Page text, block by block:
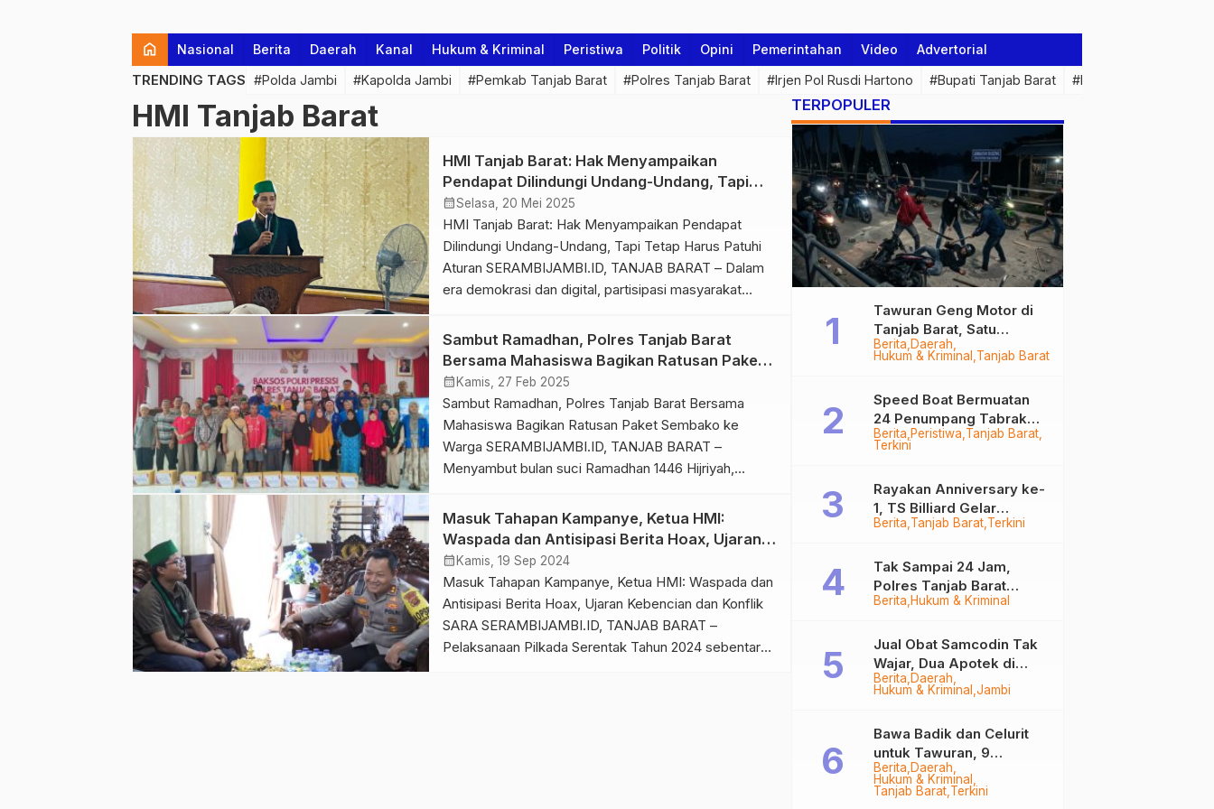
home Nasional Berita Daerah Kanal Hukum & Kriminal Peristiwa Politik Opini Pemerintahan Video Advertorial
TRENDING TAGS #Polda Jambi #Kapolda Jambi #Pemkab Tanjab Barat #Polres Tanjab Barat #Irjen Pol Rusdi Hartono #Bupati Tanjab Barat #Pemprov Jambi
HMI Tanjab Barat
HMI Tanjab Barat: Hak Menyampaikan
Pendapat Dilindungi Undang-Undang, Tapi
Tetap Harus Patuhi Aturan
calendar_monthSelasa, 20 Mei 2025
HMI Tanjab Barat: Hak Menyampaikan Pendapat
Dilindungi Undang-Undang, Tapi Tetap Harus Patuhi
Aturan SERAMBIJAMBI.ID, TANJAB BARAT – Dalam
era demokrasi dan digital, partisipasi masyarakat
satu bentuk partisipasi tersebut adalah melalui kritik
dan penyampaian pendapat. Namun, Ketua Umum
Himpunan Mahasiswa Islam (HMI) Cabang Tanjung
Jabung Barat, M. Rafi, mengingatkan bahwa […]
Sambut Ramadhan, Polres Tanjab Barat
Bersama Mahasiswa Bagikan Ratusan Paket
Sembako ke Warga
calendar_month Kamis, 27 Feb 2025
Sambut Ramadhan, Polres Tanjab Barat Bersama
Mahasiswa Bagikan Ratusan Paket Sembako ke
Warga SERAMBIJAMBI.ID, TANJAB BARAT –
Menyambut bulan suci Ramadhan 1446 Hijriyah,
organisasi kepemudaan kembali melaksanakan
kegiatan bakti sosial dengan membagikan paket
sembako kepada masyarakat kurang mampu dan
yatim piatu, Kamis (27/2/25). Kapolres Tanjab Barat,
AKBP Agung Basuki, […]
Masuk Tahapan Kampanye, Ketua HMI:
Waspada dan Antisipasi Berita Hoax, Ujaran
Kebencian dan Konflik SARA
calendar_month Kamis, 19 Sep 2024
Masuk Tahapan Kampanye, Ketua HMI: Waspada dan
Antisipasi Berita Hoax, Ujaran Kebencian dan Konflik
SARA SERAMBIJAMBI.ID, TANJAB BARAT –
Pelaksanaan Pilkada Serentak Tahun 2024 sebentar
TERPOPULER
Berita Daerah
Hukum & Kriminal Tanjab Barat
Tawuran Geng Motor di
Tanjab Barat, Satu
Remaja Kritis Dibacok, 3
Pelaku Ditangkap
Berita Peristiwa Tanjab Barat
Terkini
Speed Boat Bermuatan
24 Penumpang Tabrak
Togok di Kuala Tungkal,
Berita Tanjab Barat Terkini
Rayakan Anniversary ke-
1, TS Billiard Gelar
Turnamen 9 Ball
Berita Hukum & Kriminal
Tak Sampai 24 Jam,
Polres Tanjab Barat
Ringkus Komplotan
Tungkal
Berita Daerah
Hukum & Kriminal Jambi
Jual Obat Samcodin Tak
Wajar, Dua Apotek di
Tanjab Barat Disegel
Berita Daerah
Hukum & Kriminal
Tanjab Barat Terkini
Bawa Badik dan Celurit
untuk Tawuran, 9
Anggota Geng Motor di
Tanjab Barat Diringkus